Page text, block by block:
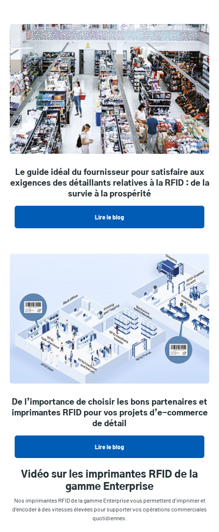
Le guide idéal du fournisseur pour satisfaire aux
exigences des détaillants relatives à la RFID : de la
survie à la prospérité
Lire le blog
De l’importance de choisir les bons partenaires et
imprimantes RFID pour vos projets d’e-commerce
de détail
Lire le blog
Vidéo sur les imprimantes RFID de la
gamme Enterprise
Nos imprimantes RFID de la gamme Enterprise vous permettent d’imprimer et
d’encoder à des vitesses élevées pour supporter vos opérations commerciales
quotidiennes.